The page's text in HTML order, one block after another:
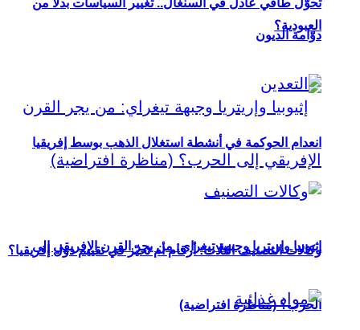
العبودية؟
إثيوبيا وإريتريا وجبهة تيغراي: من يجر القرن الإفريقي إلى
الحرب؟ (مناظرة افتراضية)
تحوُّل طاقي عادل في السنغال.. تغيير السياسات بدلاً من
دوّامة الديون
انعدام الحوكمة في أنشطة استغلال الذهب بوسط إفريقيا
وكالات التصنيف الثلاث: أرقام أم تحيّز في تقييم دول إفريقيا؟